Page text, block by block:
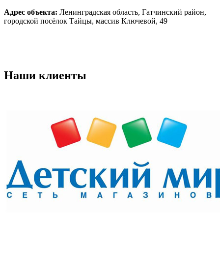
Адрес объекта: Ленинградская область, Гатчинский район,
городской посёлок Тайцы, массив Ключевой, 49
Наши клиенты